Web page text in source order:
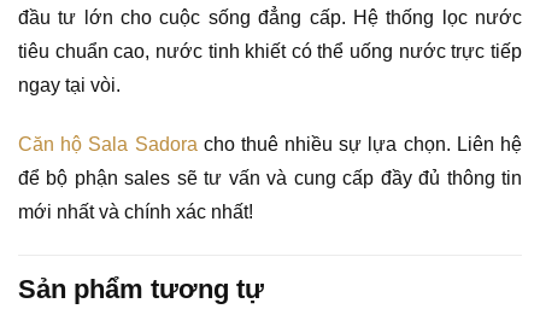
đầu tư lớn cho cuộc sống đẳng cấp. Hệ thống lọc nước
tiêu chuẩn cao, nước tinh khiết có thể uống nước trực tiếp
ngay tại vòi.
Căn hộ Sala Sadora cho thuê nhiều sự lựa chọn. Liên hệ
để bộ phận sales sẽ tư vấn và cung cấp đầy đủ thông tin
mới nhất và chính xác nhất!
Sản phẩm tương tự